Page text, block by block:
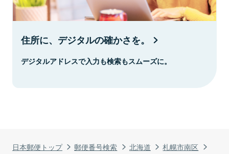
日本郵便トップ 郵便番号検索 北海道
札幌市南区
住所に、デジタルの確かさを。
デジタルアドレスで入力も検索もスムーズに。